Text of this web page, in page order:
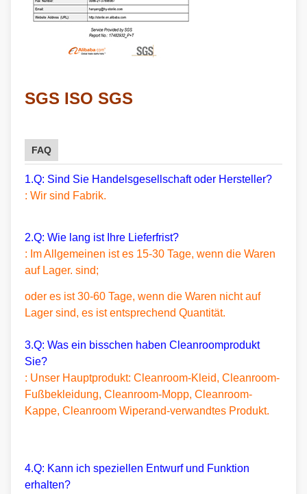
SGS ISO SGS
FAQ
1.Q: Sind Sie Handelsgesellschaft oder Hersteller?
: Wir sind Fabrik.
2.Q: Wie lang ist Ihre Lieferfrist?
: Im Allgemeinen ist es 15-30 Tage, wenn die Waren
auf Lager. sind;
oder es ist 30-60 Tage, wenn die Waren nicht auf
Lager sind, es ist entsprechend Quantität.
3.Q: Was ein bisschen haben Cleanroomprodukt
Sie?
: Unser Hauptprodukt: Cleanroom-Kleid, Cleanroom-
Fußbekleidung, Cleanroom-Mopp, Cleanroom-
Kappe, Cleanroom Wiperand-verwandtes Produkt.
4.Q: Kann ich speziellen Entwurf und Funktion
erhalten?